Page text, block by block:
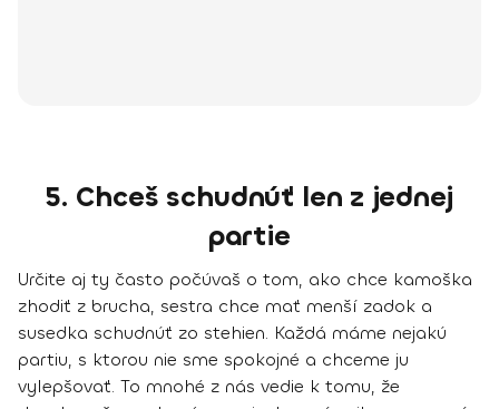
5. Chceš schudnúť len z jednej
partie
Určite aj ty často počúvaš o tom, ako chce kamoška
zhodiť z brucha, sestra chce mať menší zadok a
susedka schudnúť zo stehien. Každá máme nejakú
partiu, s ktorou nie sme spokojné a chceme ju
vylepšovať. To mnohé z nás vedie k tomu, že